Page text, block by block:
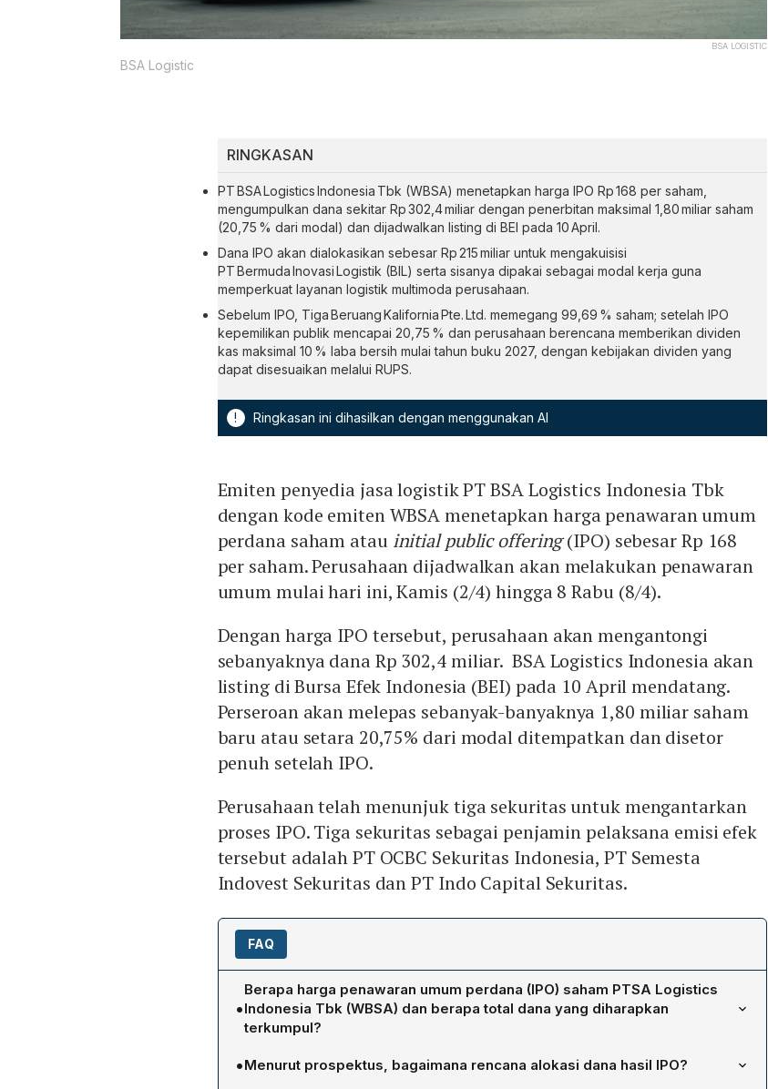
BSA LOGISTIC
BSA Logistic
RINGKASAN
PT BSA Logistics Indonesia Tbk (WBSA) menetapkan harga IPO Rp 168 per saham,
mengumpulkan dana sekitar Rp 302,4 miliar dengan penerbitan maksimal 1,80 miliar saham
(20,75 % dari modal) dan dijadwalkan listing di BEI pada 10 April.
Dana IPO akan dialokasikan sebesar Rp 215 miliar untuk mengakuisisi
PT Bermuda Inovasi Logistik (BIL) serta sisanya dipakai sebagai modal kerja guna
memperkuat layanan logistik multimoda perusahaan.
Sebelum IPO, Tiga Beruang Kalifornia Pte. Ltd. memegang 99,69 % saham; setelah IPO
kepemilikan publik mencapai 20,75 % dan perusahaan berencana memberikan dividen
kas maksimal 10 % laba bersih mulai tahun buku 2027, dengan kebijakan dividen yang
dapat disesuaikan melalui RUPS.
! Ringkasan ini dihasilkan dengan menggunakan AI
Emiten penyedia jasa logistik PT BSA Logistics Indonesia Tbk
dengan kode emiten WBSA menetapkan harga penawaran umum
perdana saham atauinitial public offering(IPO) sebesar Rp 168
per saham. Perusahaan dijadwalkan akan melakukan penawaran
umum mulai hari ini, Kamis (2/4) hingga 8 Rabu (8/4).
Dengan harga IPO tersebut, perusahaan akan mengantongi
sebanyaknya dana Rp 302,4 miliar. BSA Logistics Indonesia akan
listing di Bursa Efek Indonesia (BEI) pada 10 April mendatang.
Perseroan akan melepas sebanyak-banyaknya 1,80 miliar saham
baru atau setara 20,75% dari modal ditempatkan dan disetor
penuh setelah IPO.
Perusahaan telah menunjuk tiga sekuritas untuk mengantarkan
proses IPO. Tiga sekuritas sebagai penjamin pelaksana emisi efek
tersebut adalah PT OCBC Sekuritas Indonesia, PT Semesta
Indovest Sekuritas dan PT Indo Capital Sekuritas.
FAQ
•
Berapa harga penawaran umum perdana (IPO) saham PTSA Logistics
Indonesia Tbk (WBSA) dan berapa total dana yang diharapkan
terkumpul?
WBSA menetapkan harga IPO sebesar Rp 168 per saham. Dengan harga tersebut,
perusahaan diperkirakan akan mengantongi dana sebesar Rp 302,4 miliar setelah
•Menurut prospektus, bagaimana rencana alokasi dana hasil IPO?